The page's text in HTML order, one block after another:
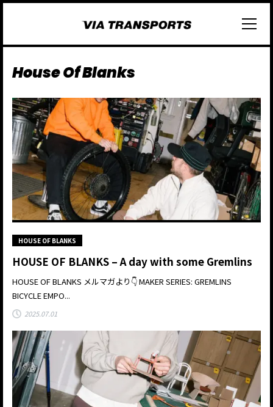
House Of Blanks
HOUSE OF BLANKS
HOUSE OF BLANKS – A day with some Gremlins
HOUSE OF BLANKS メルマガより👇 MAKER SERIES: GREMLINS
BICYCLE EMPO...
2025.07.01